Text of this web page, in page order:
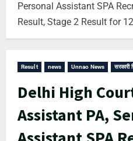
Personal Assistant SPA
Result, Stage 2 Result for
Result news Unnao News सरकारी
Delhi High
Assistant PA,